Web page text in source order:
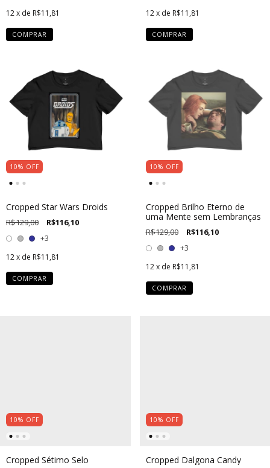
12x de R$11,81
COMPRAR
12 x de R$11,81
COMPRAR
10% OFF
Cropped Star Wars Droids
R$129,00 R$116,10
+3
12x de R$11,81
COMPRAR
10% OFF
Cropped Brilho Eterno de
uma Mente sem Lembranças
R$129,00 R$116,10
+3
12 x de R$11,81
COMPRAR
10% OFF
Cropped Sétimo Selo
10% OFF
Cropped Dalgona Candy